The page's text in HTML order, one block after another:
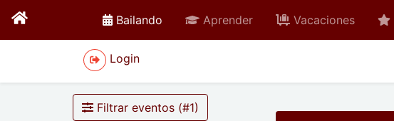
Bailando active Aprender Vacaciones
Login
Filtrar eventos (#1)